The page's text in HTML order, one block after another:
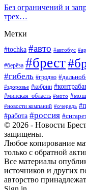
Без ограничений и
трех…
Метки
#tochka #авто #автобус
#берёза #брест
#гибель #гродно
#здоровье #кобрин
#минская_область #мото
#новости компаний #очередь
#работа #россия
© 2026 - Новости
защищены.
Любое копирование
только с обратной
Все материалы
источников и других
авторство